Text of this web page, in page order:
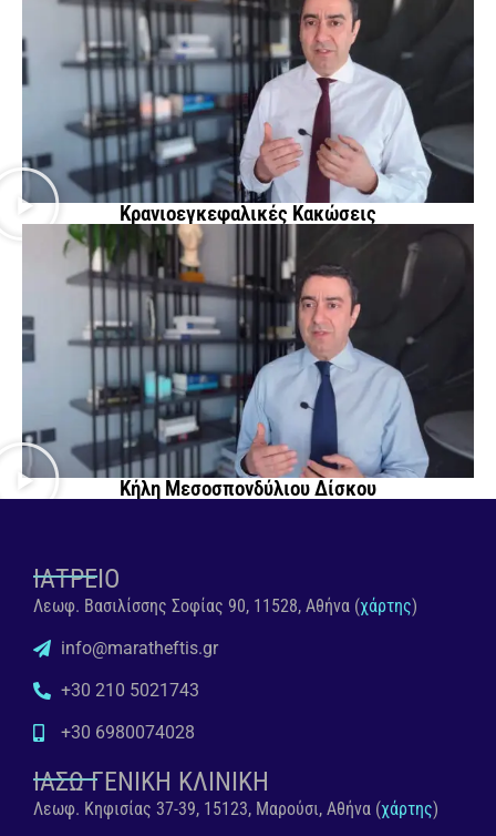
Κρανιοεγκεφαλικές Κακώσεις
Κήλη Μεσοσπονδύλιου Δίσκου
ΙΑΤΡΕΙΟ
Λεωφ. Βασιλίσσης Σοφίας 90, 11528, Αθήνα (χάρτης)
info@maratheftis.gr
+30 210 5021743
+30 6980074028
ΙΑΣΩ ΓΕΝΙΚΗ ΚΛΙΝΙΚΗ
Λεωφ. Κηφισίας 37-39, 15123, Μαρούσι, Αθήνα (χάρτης)